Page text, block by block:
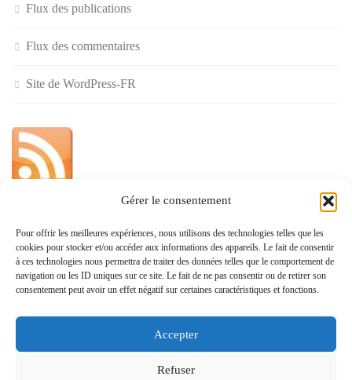
Gérer le consentement
Pour offrir les meilleures expériences, nous utilisons des technologies telles que les
cookies pour stocker et/ou accéder aux informations des appareils. Le fait de consentir
à ces technologies nous permettra de traiter des données telles que le comportement de
navigation ou les ID uniques sur ce site. Le fait de ne pas consentir ou de retirer son
consentement peut avoir un effet négatif sur certaines caractéristiques et fonctions.
Accepter
Refuser
Flux des publications
Flux des commentaires
Site de WordPress-FR
»
Politique de confidentialité
www.monvoisin.xyz © 2026. Tous droits réservés.